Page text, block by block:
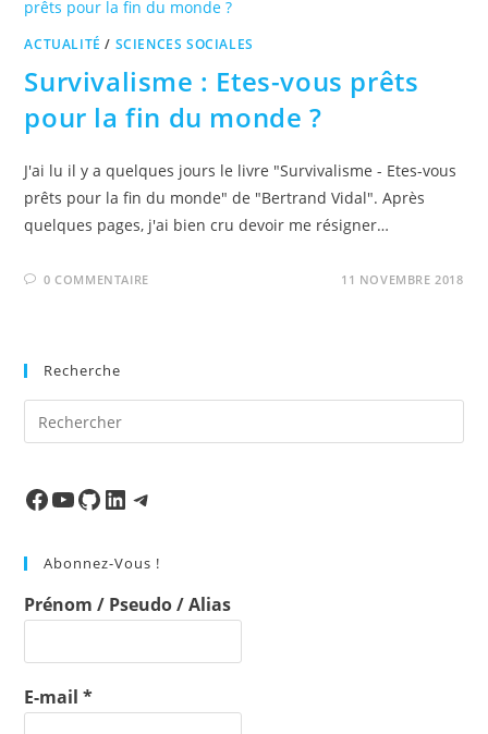
ACTUALITÉ / SCIENCES SOCIALES
Survivalisme : Etes-vous prêts
pour la fin du monde ?
J'ai lu il y a quelques jours le livre "Survivalisme - Etes-vous
prêts pour la fin du monde" de "Bertrand Vidal". Après
quelques pages, j'ai bien cru devoir me résigner…
0 COMMENTAIRE 11 NOVEMBRE 2018
Recherche
Facebook
Ma chaineMon Repo GithubLinkedInTelegram
Abonnez-Vous !
Prénom / Pseudo / Alias
E-mail*